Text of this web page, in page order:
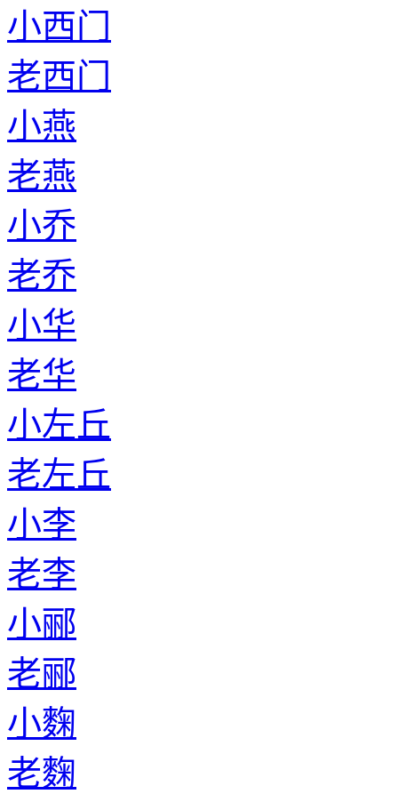
小西门
老西门
小燕
老燕
小乔
老乔
小华
老华
小左丘
老左丘
小李
老李
小郦
老郦
小麴
老麴